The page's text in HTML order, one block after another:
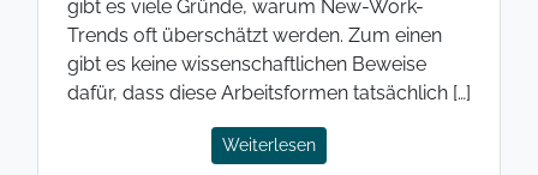
gibt es viele Gründe, warum New-Work-
Trends oft überschätzt werden. Zum einen
gibt es keine wissenschaftlichen Beweise
dafür, dass diese Arbeitsformen tatsächlich […]
Weiterlesen